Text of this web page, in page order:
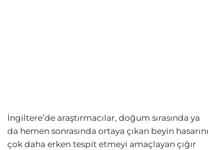
İngiltere’de araştırmacılar, doğum sırasında ya
da hemen sonrasında ortaya çıkan beyin hasarını
çok daha erken tespit etmeyi amaçlayan çığır